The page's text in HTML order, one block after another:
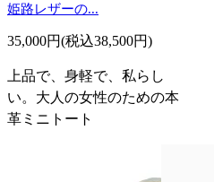
姫路レザーの...
35,000円(税込38,500円)
上品で、身軽で、私らし
い。大人の女性のための本
革ミニトート